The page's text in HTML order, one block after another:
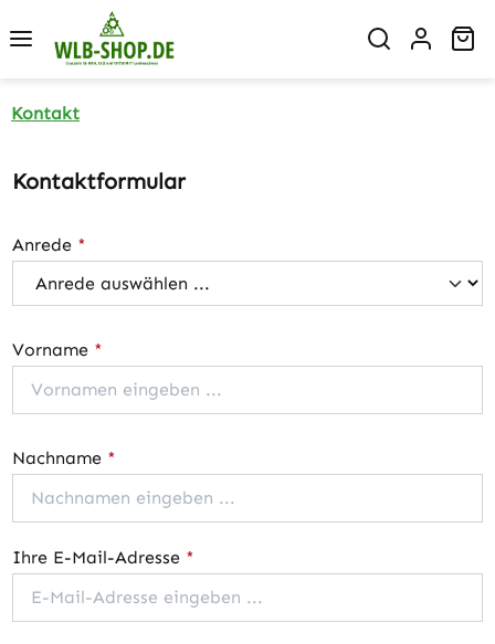
Zum Hauptinhalt springen
Kontakt
Kontaktformular
Anrede *
Vorname *
Nachname *
Ihre E-Mail-Adresse *